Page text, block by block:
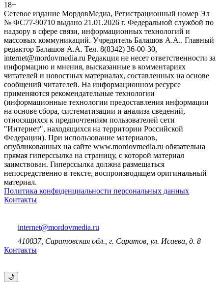
18+
Сетевое издание МордовМедиа, Регистрационный номер Эл
№ ФС77-90710 выдано 21.01.2026 г. Федеральной службой по
надзору в сфере связи, информационных технологий и
массовых коммуникаций. Учредитель Балашов А.А.. Главный
редактор Балашов А.А. Тел. 8(8342) 36-00-30,
internet@mordovmedia.ru Редакция не несет ответственности за
информацию и мнения, высказанные в комментариях
читателей и новостных материалах, составленных на основе
сообщений читателей. На информационном ресурсе
применяются рекомендательные технологии
(информационные технологии предоставления информации
на основе сбора, систематизации и анализа сведений,
относящихся к предпочтениям пользователей сети
"Интернет", находящихся на территории Российской
Федерации). При использование материалов,
опубликованных на сайте www.mordovmedia.ru обязательна
прямая гиперссылка на страницу, с которой материал
заимствован. Гиперссылка должна размещаться
непосредственно в тексте, воспроизводящем оригинальный
материал.
Политика конфиденциальности персональных данных
Контакты
internet@mordovmedia.ru
410037, Саратовская обл., г. Саратов, ул. Исаева, д. 8
Контакты
🌙